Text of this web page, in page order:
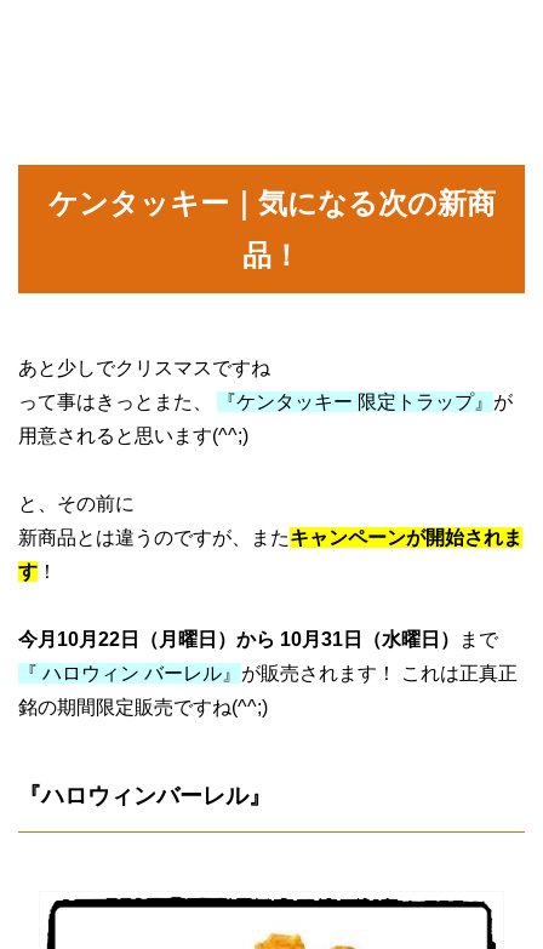
ケンタッキー｜気になる次の新商
品！
あと少しでクリスマスですね
って事はきっとまた、
『ケンタッキー 限定トラップ』 が
用意されると思います(^^;)
と、その前に
新商品とは違うのですが、またキャンペーンが開始されま
す ！
今月10月22日（月曜日）から 10月31日（水曜日）
まで
『 ハロウィン バーレル』 が販売されます！ これは正真正
銘の期間限定販売ですね(^^;)
『ハロウィンバーレル』